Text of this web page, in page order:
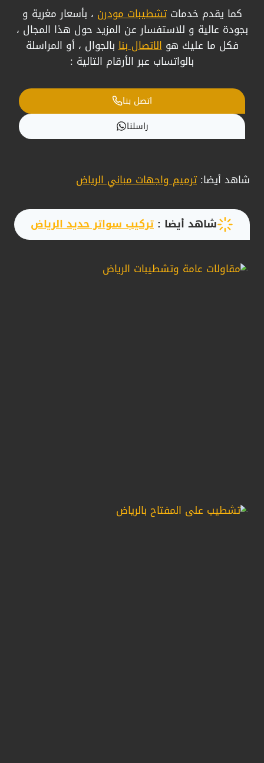
كما يقدم خدماتتشطيبات مودرن ، بأسعار مغرية و
بجودة عالية و للاستفسار عن المزيد حول هذا المجال ،
فكل ما عليك هوالاتصال بنابالجوال ، أو المراسلة
بالواتساب عبر الأرقام التالية :
اتصل بنا
راسلنا
شاهد أيضا: ترميم واجهات مباني الرياض
شاهد أيضا : تركيب سواتر حديد الرياض